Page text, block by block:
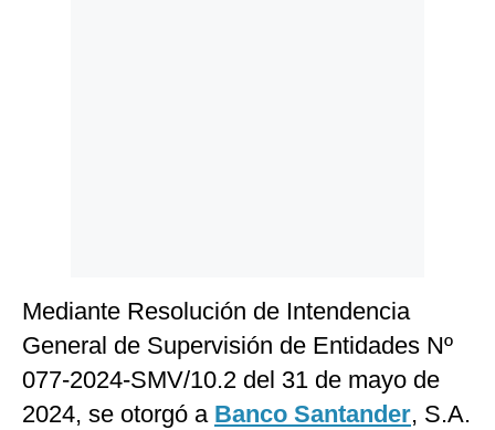
Mediante Resolución de Intendencia
General de Supervisión de Entidades Nº
077-2024-SMV/10.2 del 31 de mayo de
2024, se otorgó a Banco Santander, S.A.